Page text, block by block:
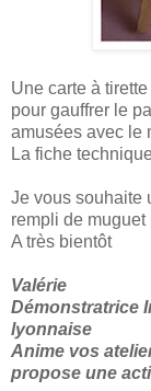
Une carte à
pour gauffrer le
amusées avec le
La fiche
Je vous souhaite
rempli de muguet
A très bientôt
Valérie
Démonstratrice
lyonnaise
Anime vos
propose une